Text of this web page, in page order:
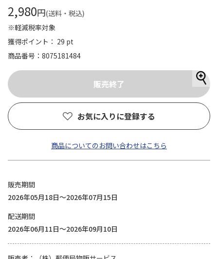
2,980円(送料・税込)
※軽減税率対象
獲得ポイント： 29 pt
商品番号
8075181484
お気に入りに登録する
商品についてのお問い合わせはこちら
販売期間
2026年05月18日～2026年07月15日
配送期間
2026年06月11日～2026年09月10日